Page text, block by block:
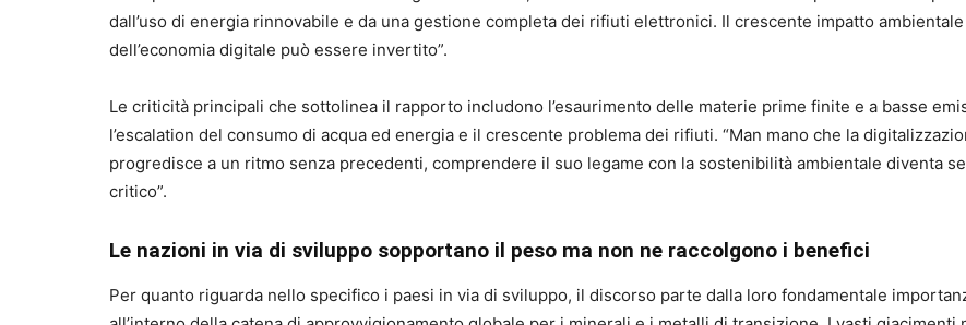
dall’uso di energia rinnovabile e da una gestione completa dei rifiuti elettronici. Il crescente impatto ambientale
dell’economia digitale può essere invertito”.
Le criticità principali che sottolinea il rapporto includono l’esaurimento delle materie prime finite e a basse
l’escalation del consumo di acqua ed energia e il crescente problema dei rifiuti. “Man mano che la
progredisce a un ritmo senza precedenti, comprendere il suo legame con la sostenibilità ambientale diventa
critico”.
Le nazioni in via di sviluppo sopportano il peso ma non ne raccolgono i benefici
Per quanto riguarda nello specifico i paesi in via di sviluppo, il discorso parte dalla loro fondamentale